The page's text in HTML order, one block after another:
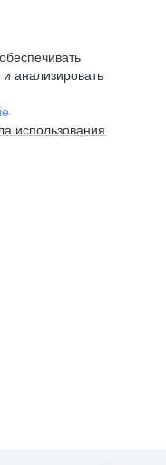
анализировать
использования